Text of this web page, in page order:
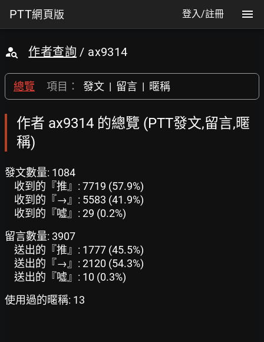
PTT網頁版 登入/註冊
作者查詢 / ax9314
總覽 項目： 發文 | 留言 | 暱稱
作者 ax9314 的總覽 (PTT發文,留言,暱
稱)
發文數量: 1084
收到的『推』: 7719 (57.9%)
收到的『→』: 5583 (41.9%)
收到的『噓』: 29 (0.2%)
留言數量: 3907
送出的『推』: 1777 (45.5%)
送出的『→』: 2120 (54.3%)
送出的『噓』: 10 (0.3%)
使用過的暱稱: 13